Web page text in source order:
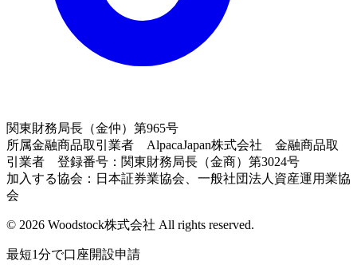
関東財務局長（金仲）第965号
所属金融商品取引業者 AlpacaJapan株式会社 金融商品取
引業者 登録番号：関東財務局長（金商）第3024号
加入する協会：日本証券業協会、一般社団法人資産運用業協
会
© 2026 Woodstock株式会社 All rights reserved.
最短1分で口座開設申請